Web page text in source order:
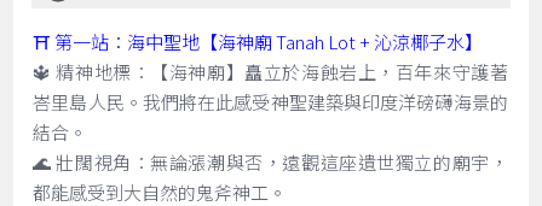
⛩️ 第一站：海中聖地【海神廟 Tanah Lot + 沁涼椰子水】
🔱 精神地標：【海神廟】矗立於海蝕岩上，百年來守護著
峇里島人民。我們將在此感受神聖建築與印度洋磅礴海景的
結合。
🌊 壯闊視角：無論漲潮與否，遠觀這座遺世獨立的廟宇，
都能感受到大自然的鬼斧神工。